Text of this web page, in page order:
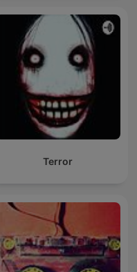
Terror